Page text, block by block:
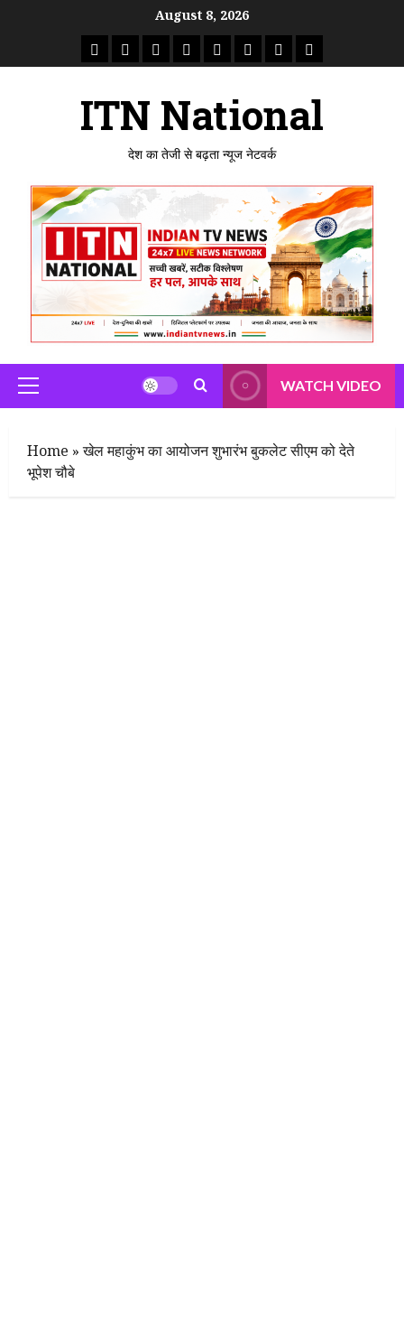
August 8, 2026
राष्ट्रीयताजा
उत्तर
मध्य
राजस्थान
पंजाब गुजरातमहाराष्ट्र
ITN National
देश का तेजी से बढ़ता न्यूज नेटवर्क
Primary
Menu
WATCH VIDEO
Home »खेल महाकुंभ का आयोजन शुभारंभ बुकलेट सीएम को देते
भूपेश चौबे